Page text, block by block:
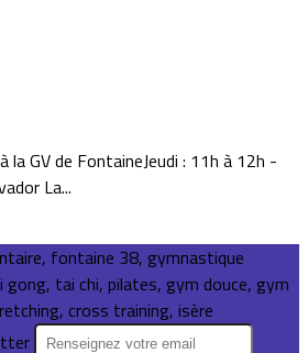
la GV de FontaineJeudi : 11h à 12h -
La...
fontaine 38, gymnastique
gong, tai chi, pilates, gym douce, gym
cross training, isère